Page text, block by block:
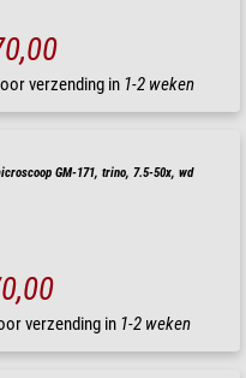
verzending in 1-2 weken
GM-171, trino, 7.5-50x, wd
verzending in 1-2 weken